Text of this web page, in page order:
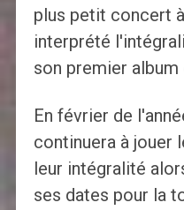
plus petit concert
interprété
son premier album
En février de
continuera à jouer
leur intégralité
ses dates pour la